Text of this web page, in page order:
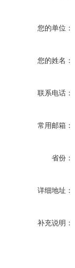
您的单位：
您的姓名：
联系电话：
常用邮箱：
省份：
详细地址：
补充说明：